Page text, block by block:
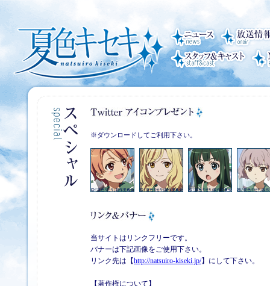
※ダウンロードしてご利用下さい。
当サイトはリンクフリーです。
バナーは下記画像をご使用下さい。
リンク先は【http://natsuiro-kiseki.jp/】にして下さい。
【著作権について】